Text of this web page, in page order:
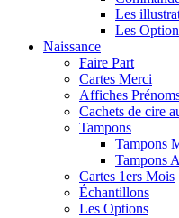
Les
Les
Naissance
Faire Part
Cartes Merci
Affiches
Cachets de cire
Tampons
Tampons
Tampons
Cartes 1ers Mois
Échantillons
Les Options